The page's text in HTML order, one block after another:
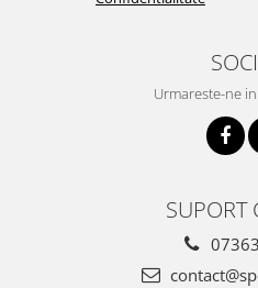
Urmareste-ne
SUPORT